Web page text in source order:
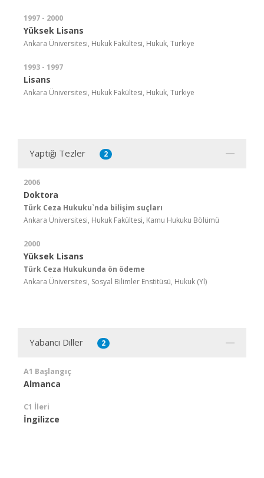
1997 - 2000
Yüksek Lisans
Ankara Üniversitesi, Hukuk Fakültesi, Hukuk, Türkiye
1993 - 1997
Lisans
Ankara Üniversitesi, Hukuk Fakültesi, Hukuk, Türkiye
Yaptığı Tezler 2
2006
Doktora
Türk Ceza Hukuku`nda bilişim suçları
Ankara Üniversitesi, Hukuk Fakültesi, Kamu Hukuku Bölümü
2000
Yüksek Lisans
Türk Ceza Hukukunda ön ödeme
Ankara Üniversitesi, Sosyal Bilimler Enstitüsü, Hukuk (Yl)
Yabancı Diller 2
A1 Başlangıç
Almanca
C1 İleri
İngilizce